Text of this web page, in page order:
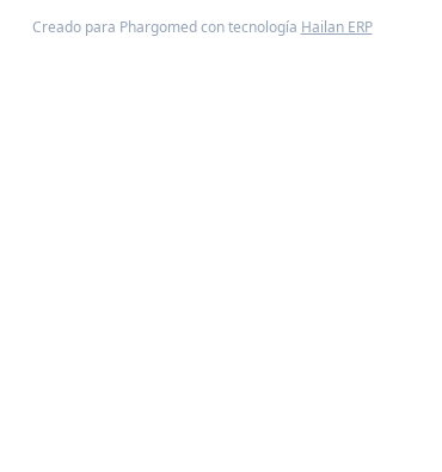
Creado para Phargomed con tecnología Hailan ERP